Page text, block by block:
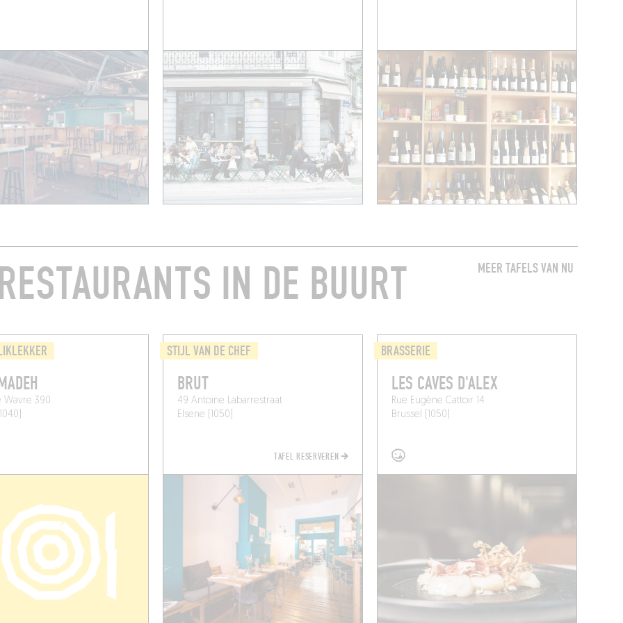
MEER TAFELS VAN NU
IN DE BUURT
Wavre 390
STIJL VAN DE CHEF
BRUT
49 Antoine Labarrestraat
Elsene (1050)
TAFEL RESERVEREN
BRASSERIE
LES CAVES D'ALEX
Rue Eugène Cattoir 14
Brussel (1050)